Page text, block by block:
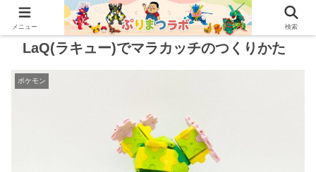
LaQ(ラキュー)でマラカッチのつくりかた
ポケモン
メニュー 検索